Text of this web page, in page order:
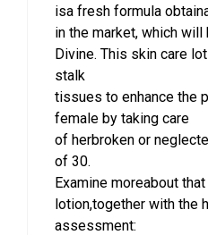
isa fresh formula
in the market, which
Divine. This skin care
stalk
tissues to enhance the
female by taking care
of herbroken or
of 30.
Examine moreabout
lotion,together with the
assessment: